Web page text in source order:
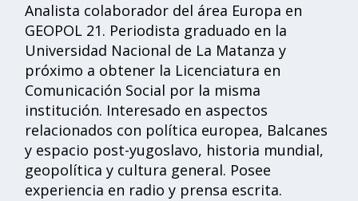
Analista colaborador del área Europa en
GEOPOL 21. Periodista graduado en la
Universidad Nacional de La Matanza y
próximo a obtener la Licenciatura en
Comunicación Social por la misma
institución. Interesado en aspectos
relacionados con política europea, Balcanes
y espacio post-yugoslavo, historia mundial,
geopolítica y cultura general. Posee
experiencia en radio y prensa escrita.